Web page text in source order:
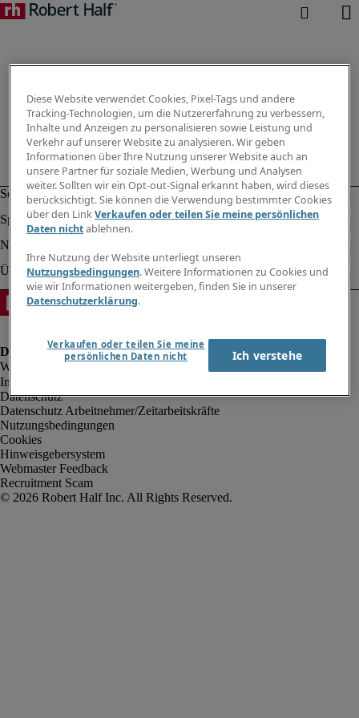
Impressum
Datenschutz
Datenschutz Arbeitnehmer/Zeitarbeitskräfte
Nutzungsbedingungen
Cookies
Hinweisgebersystem
Webmaster Feedback
Recruitment Scam
Diese Website verwendet Cookies, Pixel-Tags und andere
Tracking-Technologien, um die Nutzererfahrung zu verbessern,
Inhalte und Anzeigen zu personalisieren sowie Leistung und
Verkehr auf unserer Website zu analysieren. Wir geben
Informationen über Ihre Nutzung unserer Website auch an
unsere Partner für soziale Medien, Werbung und Analysen
weiter. Sollten wir ein Opt-out-Signal erkannt haben, wird dieses
berücksichtigt. Sie können die Verwendung bestimmter Cookies
über den LinkVerkaufen oder teilen Sie meine persönlichen
Daten nichtablehnen.
Ihre Nutzung der Website unterliegt unseren
Nutzungsbedingungen. Weitere Informationen zu Cookies und
wie wir Informationen weitergeben, finden Sie in unserer
Datenschutzerklärung.
Verkaufen oder teilen Sie meine
persönlichen Daten nicht
Ich verstehe